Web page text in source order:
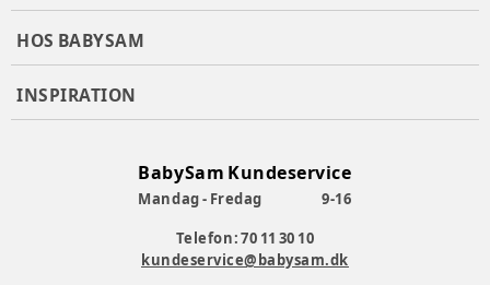
HOS BABYSAM
INSPIRATION
BabySam Kundeservice
Mandag - Fredag
9-16
Telefon: 70 11 30 10
kundeservice@babysam.dk